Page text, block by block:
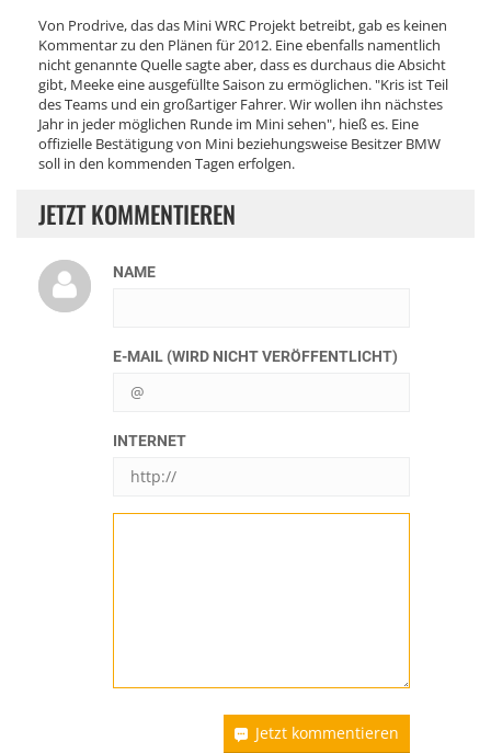
Von Prodrive, das das Mini WRC Projekt betreibt, gab es keinen
Kommentar zu den Plänen für 2012. Eine ebenfalls namentlich
nicht genannte Quelle sagte aber, dass es durchaus die Absicht
gibt, Meeke eine ausgefüllte Saison zu ermöglichen. "Kris ist Teil
des Teams und ein großartiger Fahrer. Wir wollen ihn nächstes
Jahr in jeder möglichen Runde im Mini sehen", hieß es. Eine
offizielle Bestätigung von Mini beziehungsweise Besitzer BMW
soll in den kommenden Tagen erfolgen.
JETZT KOMMENTIEREN
NAME
E-MAIL (WIRD NICHT VERÖFFENTLICHT)
INTERNET
Jetzt kommentieren